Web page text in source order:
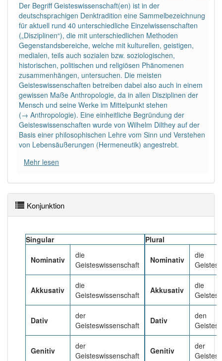
DER:13Ausnahmen Beispiele
DIE:879
DAS:1Ausnahmen Beispiele
PowerIndex:3
Häufigkeit: 4 von 10
Wörter mit Endung-geisteswissenschaft : 1
Wörter mit Endung
einem anderen Artikel
85% unserer Spielapp-Nutzer haben den Artikel
korrekt erraten.
Der Begriff Geisteswissenschaft(en) ist in der
deutschsprachigen Denktradition eine Sammelbezeichnung
für aktuell rund 40 unterschiedliche Einzelwissenschaften
(„Disziplinen“), die mit unterschiedlichen Methoden
Gegenstandsbereiche, welche mit kulturellen, geistigen,
medialen, teils auch sozialen bzw. soziologischen,
historischen, politischen und religiösen Phänomenen
zusammenhängen, untersuchen. Die meisten
Geisteswissenschaften betreiben dabei also auch in einem
gewissen Maße Anthropologie, da in allen Disziplinen der
Mensch und seine Werke im Mittelpunkt stehen
(→ Anthropologie). Eine einheitliche Begründung der
Geisteswissenschaften wurde von Wilhelm Dilthey auf der
Basis einer philosophischen Lehre vom Sinn und Verstehen
von Lebensäußerungen (Hermeneutik) angestrebt.
Mehr lesen
Konjunktion
Singular
Nominativ
die
Geisteswissenschaft
Akkusativ
die
Geisteswissenschaft
Dativ
der
Geisteswissenschaft
Genitiv
der
Geisteswissenschaft
Plural
Nominativ
die
Akkusativ
die
Dativ
den
Genitiv
der